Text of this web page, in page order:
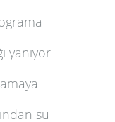
yanıyor
su